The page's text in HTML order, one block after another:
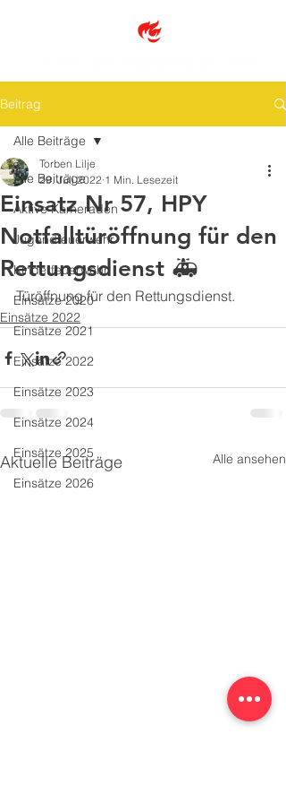
Beitrag
Alle Beiträge
Aktive Kameraden
Jugendfeuerwehr
Kinderfeuerwehr
Einsätze 2020
Einsätze 2021
Einsätze 2022
Einsätze 2023
Einsätze 2024
Einsätze 2025
Einsätze 2026
Alle Beiträge
Einsatz Nr 57, HPY
Notfalltüröffnung für den
Rettungsdienst 🚑
Torben Lilje
29. Juli 2022 1 Min. Lesezeit
Türöffnung für den Rettungsdienst.
Einsätze 2022
Aktuelle Beiträge Alle ansehen